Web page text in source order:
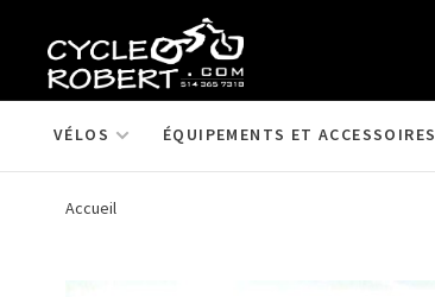
VÉLOS ÉQUIPEMENTS ET ACCESSOIRES
Accueil